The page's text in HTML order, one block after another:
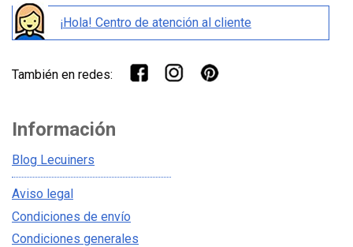
¡Hola! Centro de atención al cliente
También en redes:
Información
Blog Lecuiners
Aviso legal
Condiciones de envío
Condiciones generales